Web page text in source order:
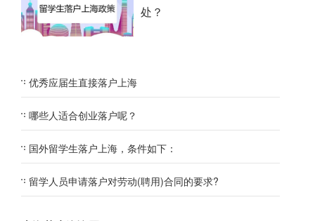
处？
优秀应届生直接落户上海
哪些人适合创业落户呢？
国外留学生落户上海，条件如下：
留学人员申请落户对劳动(聘用)合同的要求?